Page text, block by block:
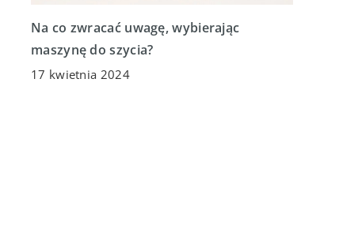
Na co zwracać uwagę, wybierając
maszynę do szycia?
17 kwietnia 2024